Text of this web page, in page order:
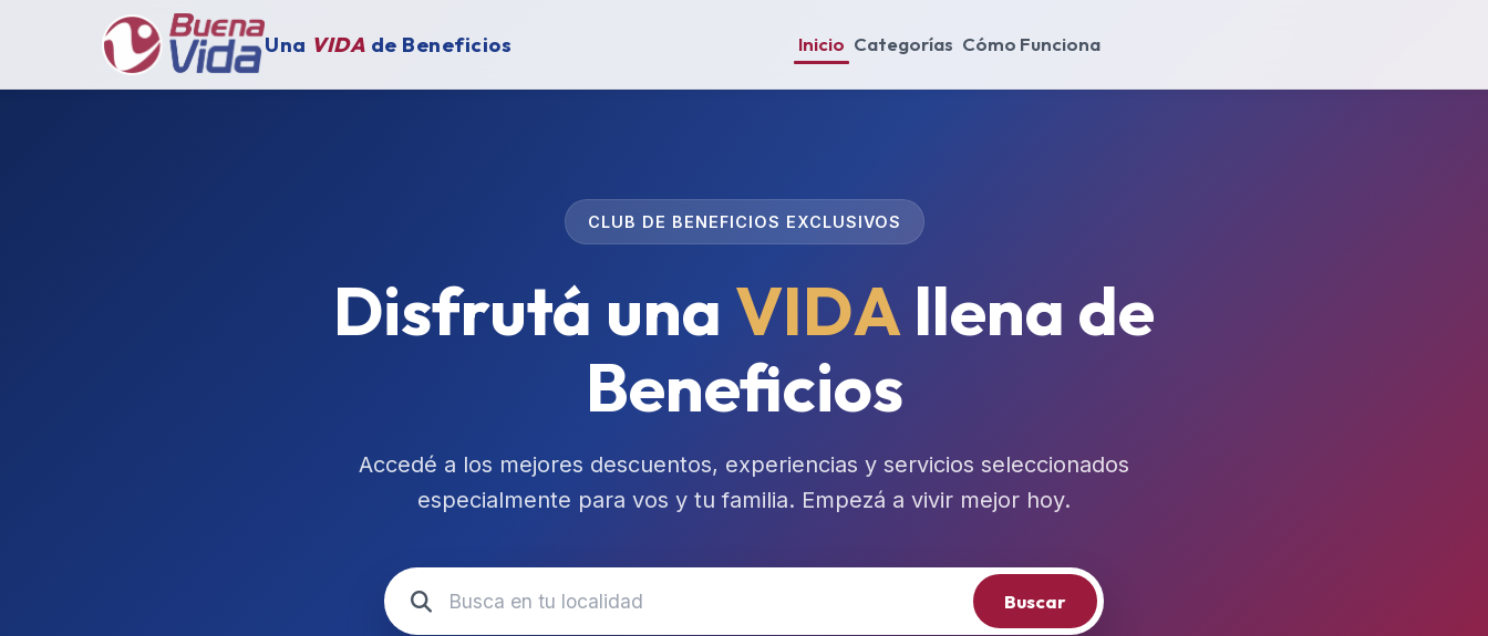
Una VIDA de Beneficios Inicio Categorías Cómo Funciona
CLUB DE BENEFICIOS EXCLUSIVOS
Disfrutá una VIDAllena de
Beneficios
Accedé a los mejores descuentos, experiencias y servicios seleccionados
especialmente para vos y tu familia. Empezá a vivir mejor hoy.
Buscar